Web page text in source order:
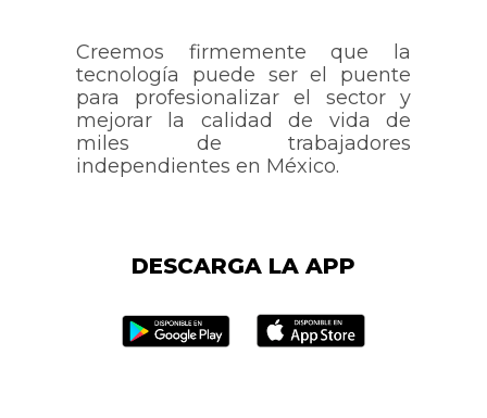
Creemos firmemente que la
tecnología puede ser el puente
para profesionalizar el sector y
mejorar la calidad de vida de
miles de trabajadores
independientes en México.
DESCARGA LA APP